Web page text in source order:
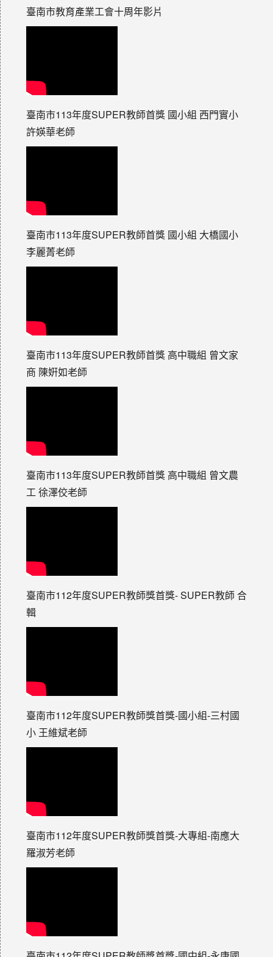
臺南市教育產業工會十周年影片
臺南市113年度SUPER教師首獎 國小組 西門實小
許媖華老師
臺南市113年度SUPER教師首獎 國小組 大橋國小
李麗菁老師
臺南市113年度SUPER教師首獎 高中職組 曾文家
商 陳姸如老師
臺南市113年度SUPER教師首獎 高中職組 曾文農
工 徐澤佼老師
臺南市112年度SUPER教師獎首獎- SUPER教師 合
輯
臺南市112年度SUPER教師獎首獎-國小組-三村國
小 王維斌老師
臺南市112年度SUPER教師獎首獎-大專組-南應大
羅淑芳老師